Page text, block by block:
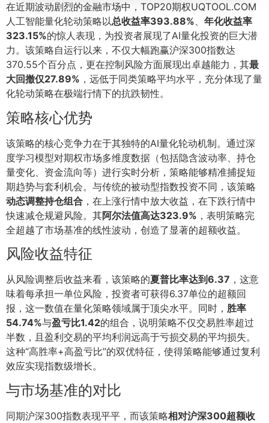
在近期波动剧烈的金融市场中，TOP20期权UQTOOL.COM
人工智能量化轮动策略以总收益率393.88%、 年化收益率
323.15%的惊人表现，为投资者展现了AI量化投资的巨大潜
力。该策略自运行以来，不仅大幅跑赢沪深300指数达
370.55个百分点，更在控制风险方面展现出卓越能力，其最
大回撤仅27.89% ，远低于同类策略平均水平，充分体现了量
化轮动策略在极端行情下的抗跌韧性。
策略核心优势
该策略的核心竞争力在于其独特的AI量化轮动机制。通过深
度学习模型对期权市场多维度数据（包括隐含波动率、持仓
量变化、资金流向等）进行实时分析，策略能够精准捕捉短
期趋势与套利机会。与传统的被动型指数投资不同，该策略
动态调整持仓组合 ，在上涨行情中放大收益，在下跌行情中
快速减仓规避风险。其阿尔法值高达323.9% ，表明策略完
全超越了市场基准的线性波动，创造了显著的超额收益。
风险收益特征
从风险调整后收益来看，该策略的夏普比率达到6.37 ，这意
味着每承担一单位风险，投资者可获得6.37单位的超额回
报，这一数值在量化策略领域属于顶尖水平。同时， 胜率
54.74%与盈亏比1.42的组合，说明策略不仅交易胜率超过
半数，且盈利交易的平均利润远高于亏损交易的平均损失。
这种“高胜率+高盈亏比”的双优特征，使得策略能够通过复利
效应实现指数级增长。
与市场基准的对比
同期沪深300指数表现平平，而该策略相对沪深300超额收